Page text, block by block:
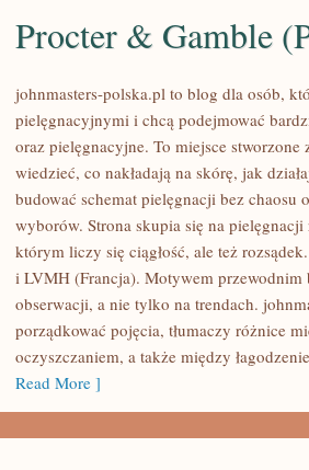
PROCTER
GAMBLE
(P&G)
(USA)
Procter & Gamble
johnmasters-polska.pl to blog dla osób,
pielęgnacyjnymi i chcą podejmować
oraz pielęgnacyjne. To miejsce
wiedzieć, co nakładają na skórę, jak
budować schemat pielęgnacji bez chaosu
wyborów. Strona skupia się na
którym liczy się ciągłość, ale też
i LVMH (Francja). Motywem przewodnim
obserwacji, a nie tylko na trendach.
porządkować pojęcia, tłumaczy różnice
oczyszczaniem, a także między
Read More ]